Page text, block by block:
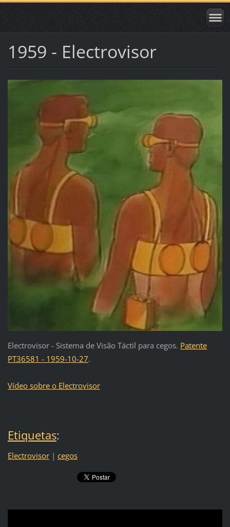
1959 - Electrovisor
Electrovisor - Sistema de Visão Táctil para cegos. Patente
PT36581 - 1959-10-27.
Vídeo sobre o Electrovisor
Etiquetas:
Electrovisor | cegos